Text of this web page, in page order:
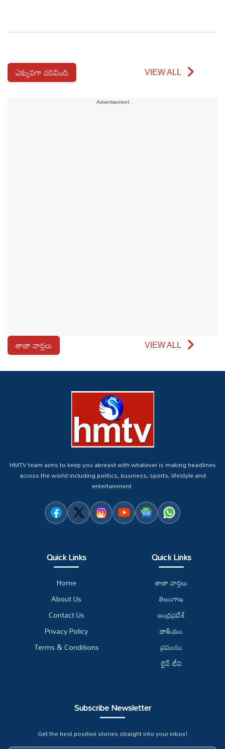
ఎక్కువగా చదివింది VIEW ALL
Advertisement
తాజా వార్తలు VIEW ALL
HMTV team aims to keep you abreast with whatever is making headlines
across the world including politics, business, sports, lifestyle and
entertainment.
Quick Links
Home
About Us
Contact Us
Privacy Policy
Terms & Conditions
Quick Links
తాజా వార్తలు
తెలంగాణ
ఆంధ్రప్రదేశ్
జాతీయం
ప్రపంచం
లైవ్ టీవి
Subscribe Newsletter
Get the best positive stories straight into your inbox!